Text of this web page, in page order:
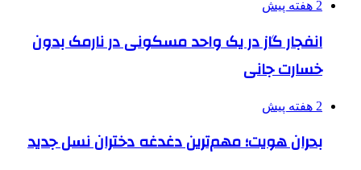
2 هفته پیش
انفجار گاز در یک واحد مسکونی در نارمک بدون
خسارت جانی
2 هفته پیش
بحران هویت؛ مهم‌ترین دغدغه دختران نسل جدید